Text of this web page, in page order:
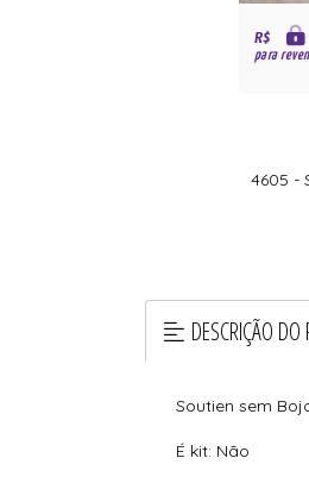
R$
para
4605 -
DESCRIÇÃO
Soutien sem
É kit: Não